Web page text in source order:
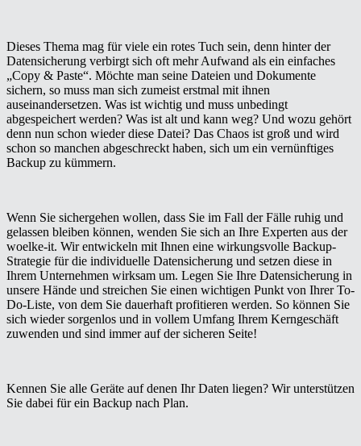
Dieses Thema mag für viele ein rotes Tuch sein, denn hinter der
Datensicherung verbirgt sich oft mehr Aufwand als ein einfaches
„Copy & Paste“. Möchte man seine Dateien und Dokumente
sichern, so muss man sich zumeist erstmal mit ihnen
auseinandersetzen. Was ist wichtig und muss unbedingt
abgespeichert werden? Was ist alt und kann weg? Und wozu gehört
denn nun schon wieder diese Datei? Das Chaos ist groß und wird
schon so manchen abgeschreckt haben, sich um ein vernünftiges
Backup zu kümmern.
Wenn Sie sichergehen wollen, dass Sie im Fall der Fälle ruhig und
gelassen bleiben können, wenden Sie sich an Ihre Experten aus der
woelke-it. Wir entwickeln mit Ihnen eine wirkungsvolle Backup-
Strategie für die individuelle Datensicherung und setzen diese in
Ihrem Unternehmen wirksam um. Legen Sie Ihre Datensicherung in
unsere Hände und streichen Sie einen wichtigen Punkt von Ihrer To-
Do-Liste, von dem Sie dauerhaft profitieren werden. So können Sie
sich wieder sorgenlos und in vollem Umfang Ihrem Kerngeschäft
zuwenden und sind immer auf der sicheren Seite!
Kennen Sie alle Geräte auf denen Ihr Daten liegen? Wir unterstützen
Sie dabei für ein Backup nach Plan.